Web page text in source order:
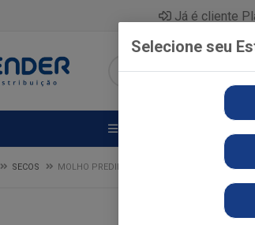
Já é cliente
SECOS MOLHO PREDILECTA 300G ERVAS FI STAND UP
Selecione seu